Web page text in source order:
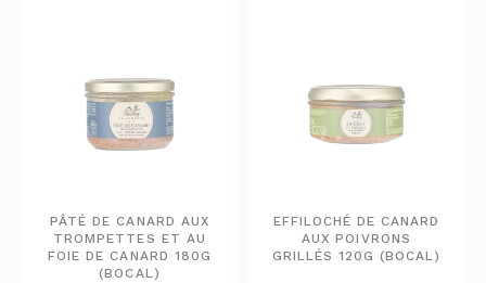
PÂTÉ DE CANARD AUX
TROMPETTES ET AU
FOIE DE CANARD 180G
(BOCAL)
EFFILOCHÉ DE CANARD
AUX POIVRONS
GRILLÉS 120G (BOCAL)